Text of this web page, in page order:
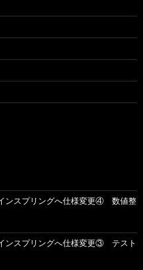
ンスプリングへ仕様変更④ 数値整
ンスプリングへ仕様変更③ テスト